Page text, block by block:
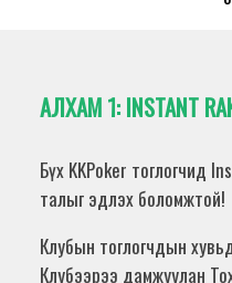
АЛХАМ 1:INSTANT
Бүх KKPoker тоглогчид
талыг эдлэх боломжтой!
Клубын тоглогчдын
Клубээрээ дамжуулан